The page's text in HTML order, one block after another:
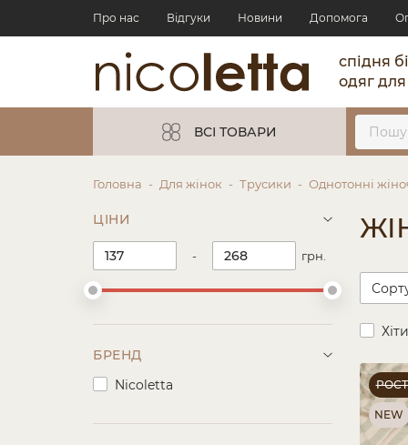
Про нас Відгуки Новини Допомога
спідня
одяг
ВСІ ТОВАРИ
Головна Для жінок Трусики Однотонні
ЦІНИ
- грн.
БРЕНД
Nicoletta
NEW